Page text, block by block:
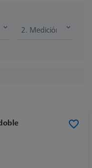
la longitud
2. Medición de la